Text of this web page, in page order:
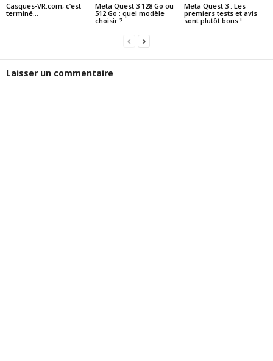
Casques-VR.com, c’est
terminé…
Meta Quest 3 128 Go ou
512 Go : quel modèle
choisir ?
Meta Quest 3 : Les
premiers tests et avis
sont plutôt bons !
Laisser un commentaire